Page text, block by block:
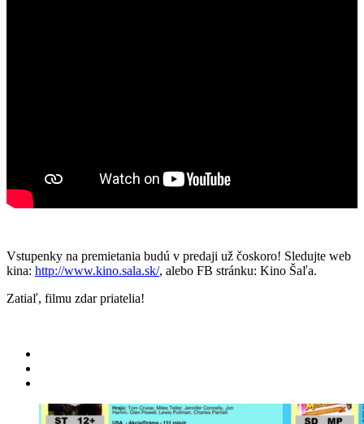
Vstupenky na premietania budú v predaji už čoskoro! Sledujte web
kina: http://www.kino.sala.sk/, alebo FB stránku: Kino Šaľa.
Zatiaľ, filmu zdar priatelia!